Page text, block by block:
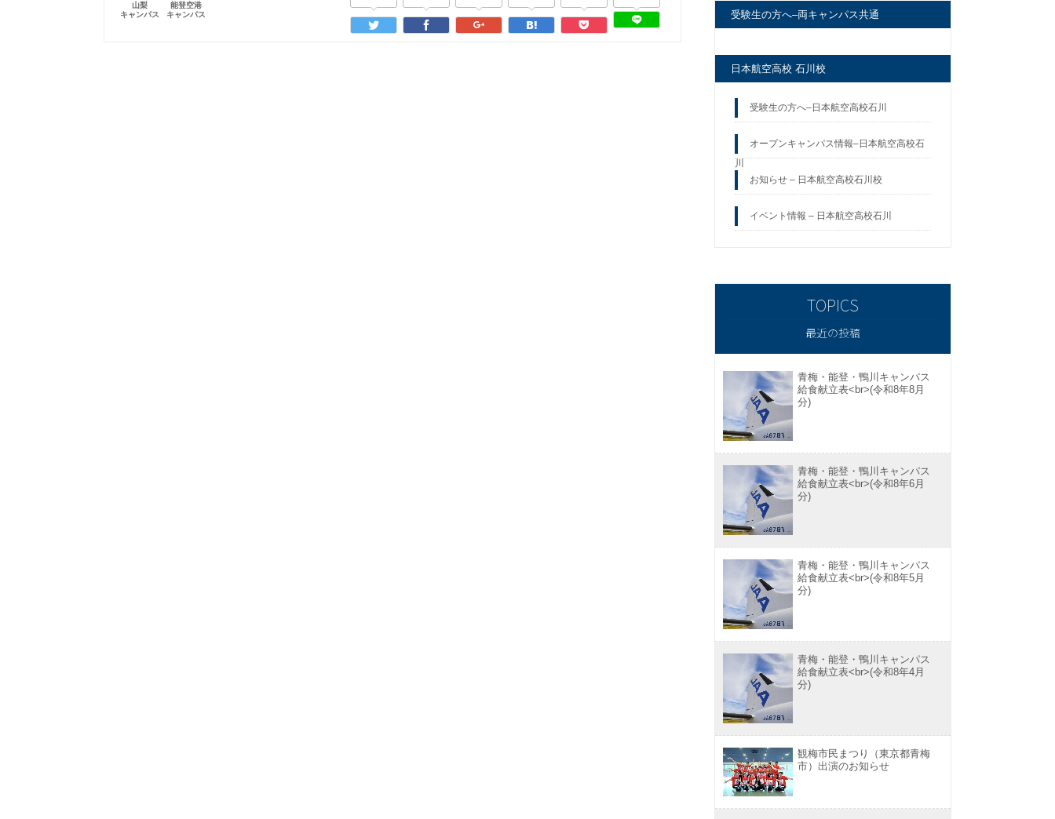
山梨
キャンパス
能登空港
キャンパス
受験生の方へ–両キャンパス共通
日本航空高校 石川校
受験生の方へ–日本航空高校石川
オープンキャンパス情報–日本航空高校石
川
お知らせ – 日本航空高校石川校
イベント情報 – 日本航空高校石川
最近の投稿
青梅・能登・鴨川キャンパス
給食献立表<br>(令和8年8月
分)
青梅・能登・鴨川キャンパス
給食献立表<br>(令和8年6月
分)
青梅・能登・鴨川キャンパス
給食献立表<br>(令和8年5月
分)
青梅・能登・鴨川キャンパス
給食献立表<br>(令和8年4月
分)
観梅市民まつり（東京都青梅
市）出演のお知らせ